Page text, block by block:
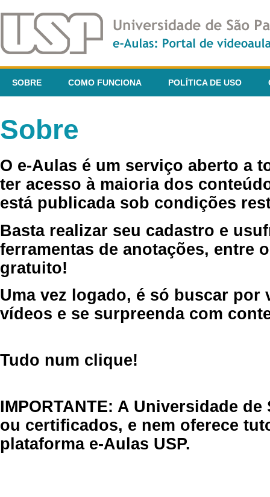
SOBRE COMO FUNCIONA POLÍTICA DE USO
Sobre
O e-Aulas é um serviço aberto a
ter acesso à maioria dos
está publicada sob condições
Basta realizar seu cadastro e
ferramentas de anotações, entre
gratuito!
Uma vez logado, é só buscar por
vídeos e se surpreenda com
Tudo num clique!
IMPORTANTE: A Universidade
ou certificados, e nem oferece
plataforma e-Aulas USP.